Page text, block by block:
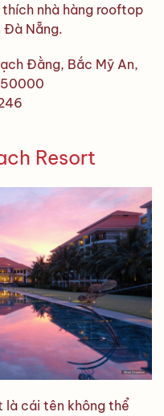
thích nhà hàng rooftop
Đà Nẵng.
Đằng, Bắc Mỹ An,
Resort
là cái tên không thể